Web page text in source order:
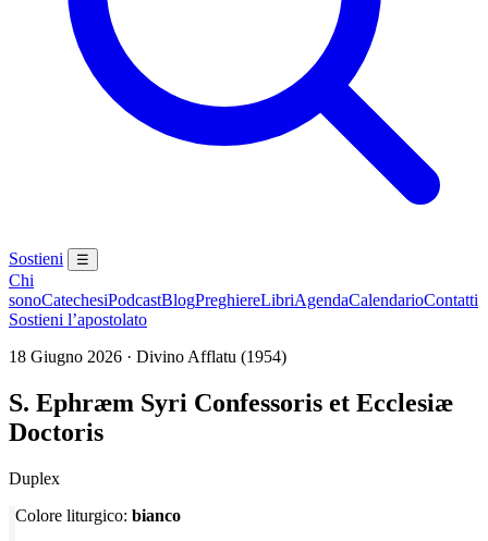
Sostieni ☰
Chi
sonoCatechesiPodcastBlogPreghiereLibriAgendaCalendarioContatti
Sostieni l’apostolato
18 Giugno 2026 · Divino Afflatu (1954)
S. Ephræm Syri Confessoris et Ecclesiæ
Doctoris
Duplex
Colore liturgico: bianco